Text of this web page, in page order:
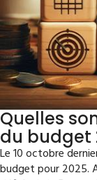
Quelles
du budget
Le 10 octobre
budget pour 2025.